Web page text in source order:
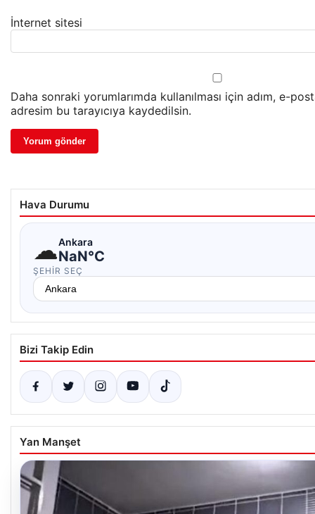
İnternet sitesi
Daha sonraki yorumlarımda kullanılması için adım, e-
adresim bu tarayıcıya kaydedilsin.
Hava Durumu
☁Ankara
NaN°C
ŞEHIR SEÇ
Bizi Takip Edin
Yan Manşet